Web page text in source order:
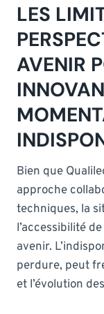
LES
AVENIR
Bien que
approche
techniques, la
l’accessibilité
avenir.
perdure, peut
et l’évolution